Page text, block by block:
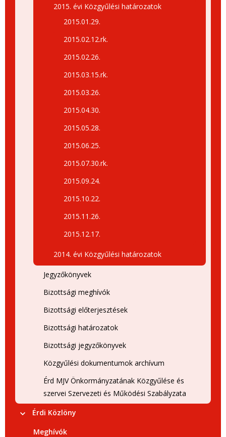
2015. évi Közgyűlési határozatok
2015.01.29.
2015.02.12.rk.
2015.02.26.
2015.03.15.rk.
2015.03.26.
2015.04.30.
2015.05.28.
2015.06.25.
2015.07.30.rk.
2015.09.24.
2015.10.22.
2015.11.26.
2015.12.17.
2014. évi Közgyűlési határozatok
Jegyzőkönyvek
Bizottsági meghívók
Bizottsági előterjesztések
Bizottsági határozatok
Bizottsági jegyzőkönyvek
Közgyűlési dokumentumok archívum
Érd MJV Önkormányzatának Közgyűlése és
szervei Szervezeti és Működési Szabályzata
Érdi Közlöny
Meghívók